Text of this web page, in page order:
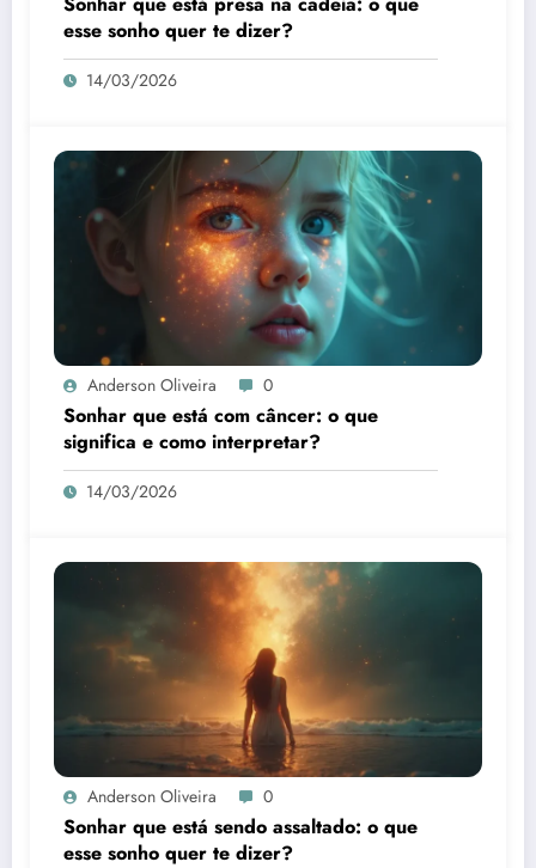
esse sonho quer te dizer?
14/03/2026
Anderson Oliveira 0
Sonhar que está com câncer: o que
significa e como interpretar?
14/03/2026
Anderson Oliveira 0
Sonhar que está sendo assaltado: o que
esse sonho quer te dizer?